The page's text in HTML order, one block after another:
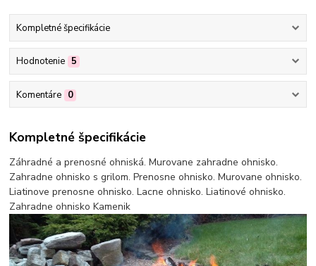
Kompletné špecifikácie
Hodnotenie 5
Komentáre 0
Kompletné špecifikácie
Záhradné a prenosné ohniská. Murovane zahradne ohnisko.
Zahradne ohnisko s grilom. Prenosne ohnisko. Murovane ohnisko.
Liatinove prenosne ohnisko. Lacne ohnisko. Liatinové ohnisko.
Zahradne ohnisko Kamenik